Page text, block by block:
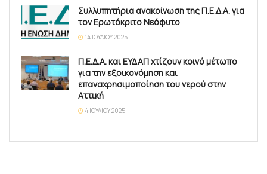
Συλλυπητήρια ανακοίνωση της Π.Ε.Δ.Α. για
τον Ερωτόκριτο Νεόφυτο
14 ΙΟΥΛΊΟΥ 2025
Π.Ε.Δ.Α. και ΕΥΔΑΠ χτίζουν κοινό μέτωπο
για την εξοικονόμηση και
επαναχρησιμοποίηση του νερού στην
Αττική
4 ΙΟΥΛΊΟΥ 2025